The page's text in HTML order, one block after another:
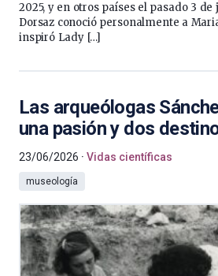
2025, y en otros países el pasado 3
Dorsaz conoció personalmente a
inspiró Lady […]
Las arqueólogas
una pasión y dos
23/06/2026 Vidas científicas
museología